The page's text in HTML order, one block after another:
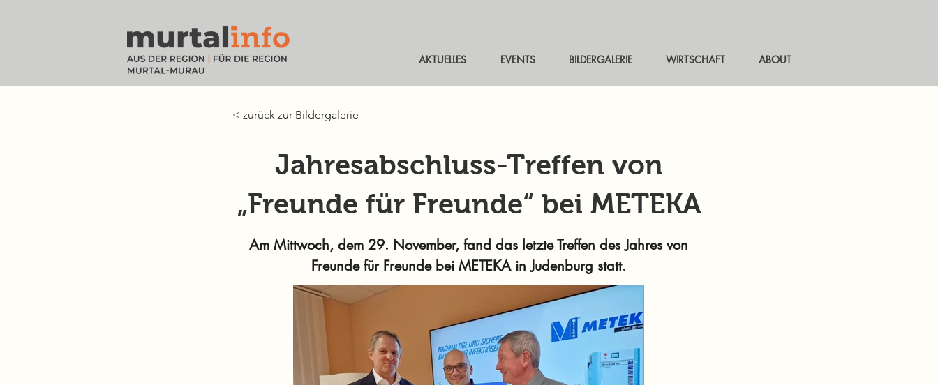
AKTUELLES EVENTS BILDERGALERIE WIRTSCHAFT ABOUT
< zurück zur Bildergalerie
Jahresabschluss-Treffen von
„Freunde für Freunde“ bei METEKA
Am Mittwoch, dem 29. November, fand das letzte Treffen des Jahres von
Freunde für Freunde bei METEKA in Judenburg statt.